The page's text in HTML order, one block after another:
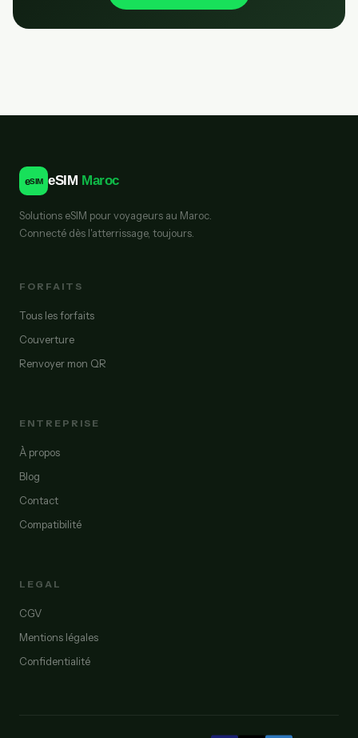
eSIM eSIM Maroc
Solutions eSIM pour voyageurs au Maroc.
Connecté dès l'atterrissage, toujours.
FORFAITS
Tous les forfaits
Couverture
Renvoyer mon QR
ENTREPRISE
À propos
Blog
Contact
Compatibilité
LEGAL
CGV
Mentions légales
Confidentialité